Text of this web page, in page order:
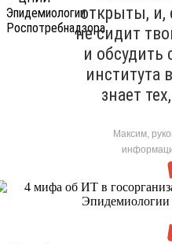
открыты, и,
не сидит
и обсудить
института
знает
Максим,